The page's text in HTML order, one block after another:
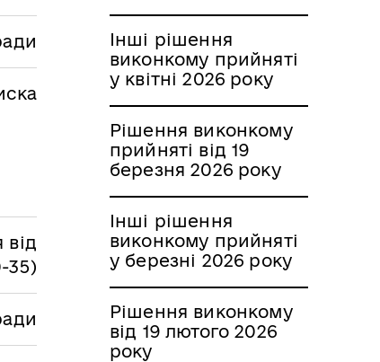
35)
Інші рішення
виконкому прийняті
у квітні 2026 року
Рішення виконкому
прийняті від 19
березня 2026 року
Інші рішення
виконкому прийняті
у березні 2026 року
Рішення виконкому
від 19 лютого 2026
року